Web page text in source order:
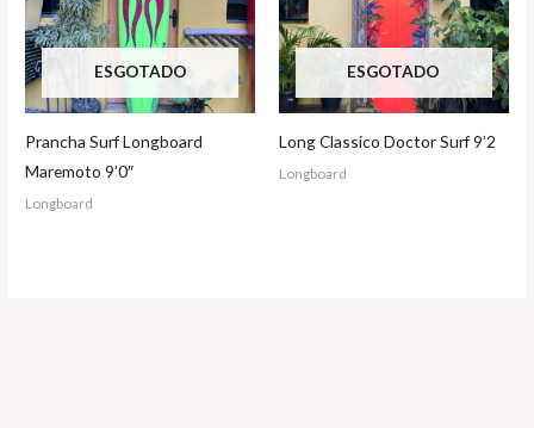
ESGOTADO
Prancha Surf Longboard
Maremoto 9’0″
Longboard
ESGOTADO
Long Classico Doctor Surf 9’2
Longboard